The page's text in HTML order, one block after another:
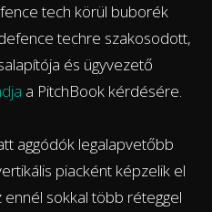
tech körül buborék
techre szakosodott,
és ügyvezető
a PitchBook kérdésére.
aggódók legalapvetőbb
piacként képzelik el
sokkal több réteggel